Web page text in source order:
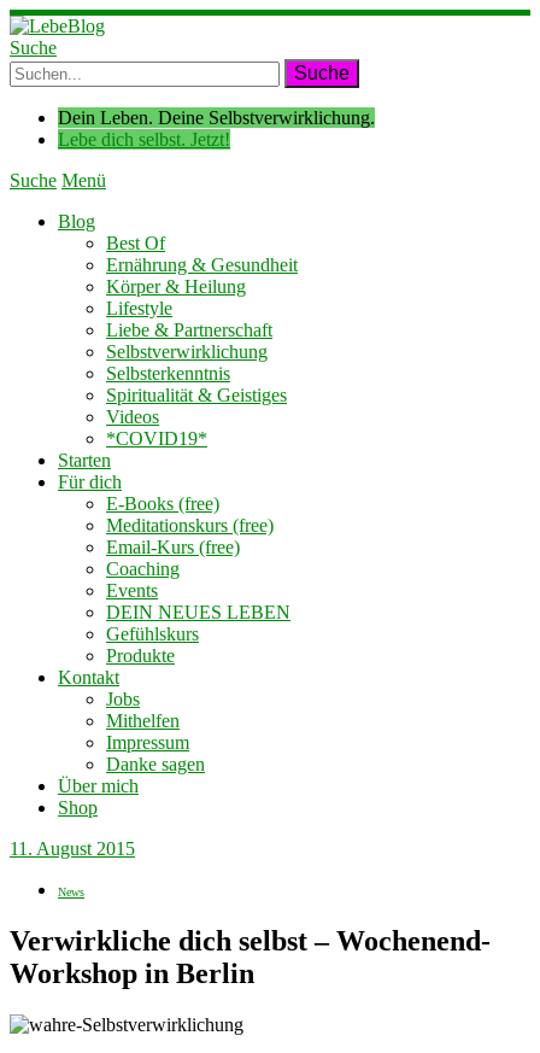
Suche
Dein Leben. Deine Selbstverwirklichung.
Lebe dich selbst. Jetzt!
Suche Menü
Blog
Best Of
Ernährung & Gesundheit
Körper & Heilung
Lifestyle
Liebe & Partnerschaft
Selbstverwirklichung
Selbsterkenntnis
Spiritualität & Geistiges
Videos
*COVID19*
Starten
Für dich
E-Books (free)
Meditationskurs (free)
Email-Kurs (free)
Coaching
Events
DEIN NEUES LEBEN
Gefühlskurs
Produkte
Kontakt
Jobs
Mithelfen
Impressum
Danke sagen
Über mich
Shop
11. August 2015
News
Verwirkliche dich selbst – Wochenend-
Workshop in Berlin